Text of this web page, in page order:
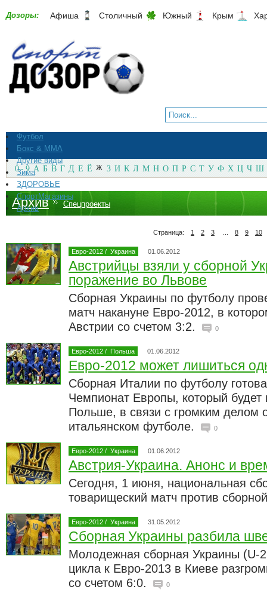
Дозоры: Афиша Столичный Южный Крым
Футбол
Бокс & ММА
Другие виды
Зима
ЗДОРОВЬЕ
СпортМагазины
Архив
0 - 9 А Б В Г Д Е Ё Ж З И К Л М Н О П Р С Т У Ф Х Ц Ч Ш
Архив Спецпроекты
Страница: 1 2 3 8 9 10
Евро-2012 / Украина 01.06.2012
Австрийцы взяли у сборной
поражение во Львове
Сборная Украины по футболу
матч накануне Евро-2012, в
Австрии со счетом 3:2.
0
Евро-2012 / Польша 01.06.2012
Евро-2012 может лишиться
Сборная Италии по футболу
Чемпионат Европы, который будет
Польше, в связи с громким делом
итальянском футболе.
0
Евро-2012 / Украина 01.06.2012
Австрия-Украина. Анонс и
Сегодня, 1 июня, национальная
товарищеский матч против
Евро-2012 / Украина 31.05.2012
Сборная Украины разбила
Молодежная сборная Украины (U-
цикла к Евро-2013 в Киеве
со счетом 6:0.
0